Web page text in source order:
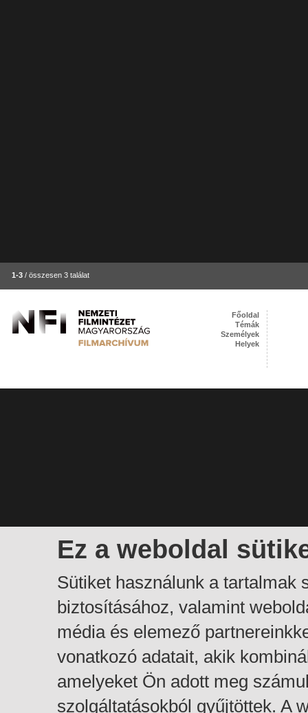
1-3 / összesen 3 találat
Ez a weboldal
Sütiket használunk a tartalmak
biztosításához, valamint
média és elemező
vonatkozó adatait, akik
amelyeket Ön adott meg
szolgáltatásokból gyűjtöttek. A
Főoldal
Témák
Személyek
Helyek